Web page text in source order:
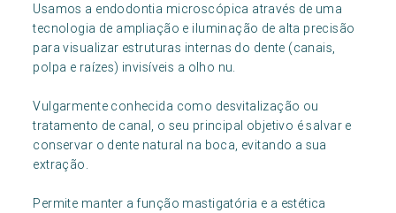
Usamos a endodontia microscópica através de uma
tecnologia de ampliação e iluminação de alta precisão
para visualizar estruturas internas do dente (canais,
polpa e raízes) invisíveis a olho nu.
Vulgarmente conhecida como desvitalização ou
tratamento de canal, o seu principal objetivo é salvar e
conservar o dente natural na boca, evitando a sua
extração.
Permite manter a função mastigatória e a estética